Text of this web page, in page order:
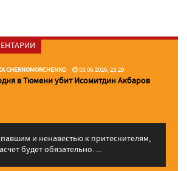
CHERNOMORCHENKO 03.06.2026, 23:29
в Тюмени убит Исомитдин Акбаров
и ненавестью к притеснителям,
будет обязательно. ...